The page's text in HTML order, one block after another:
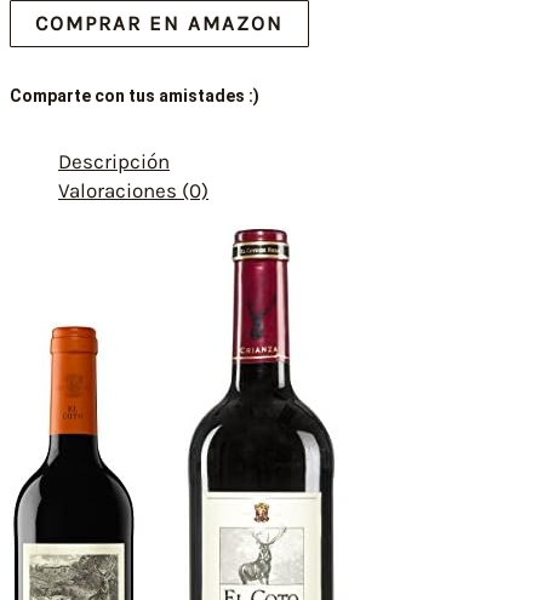
COMPRAR EN AMAZON
Comparte con tus amistades :)
Descripción
Valoraciones (0)